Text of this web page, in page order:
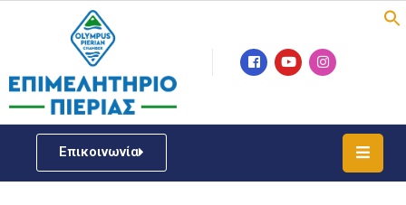
Επικοινωνία
Επιμελητήριο
Νέα